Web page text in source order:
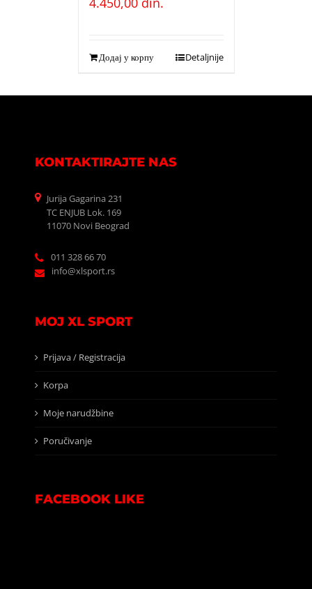
Додај у корпу Detaljnije
KONTAKTIRAJTE NAS
Jurija Gagarina 231
TC ENJUB Lok. 169
11070 Novi Beograd
011 328 66 70
info@xlsport.rs
MOJ XL SPORT
Prijava / Registracija
Korpa
Moje narudžbine
Poručivanje
FACEBOOK LIKE